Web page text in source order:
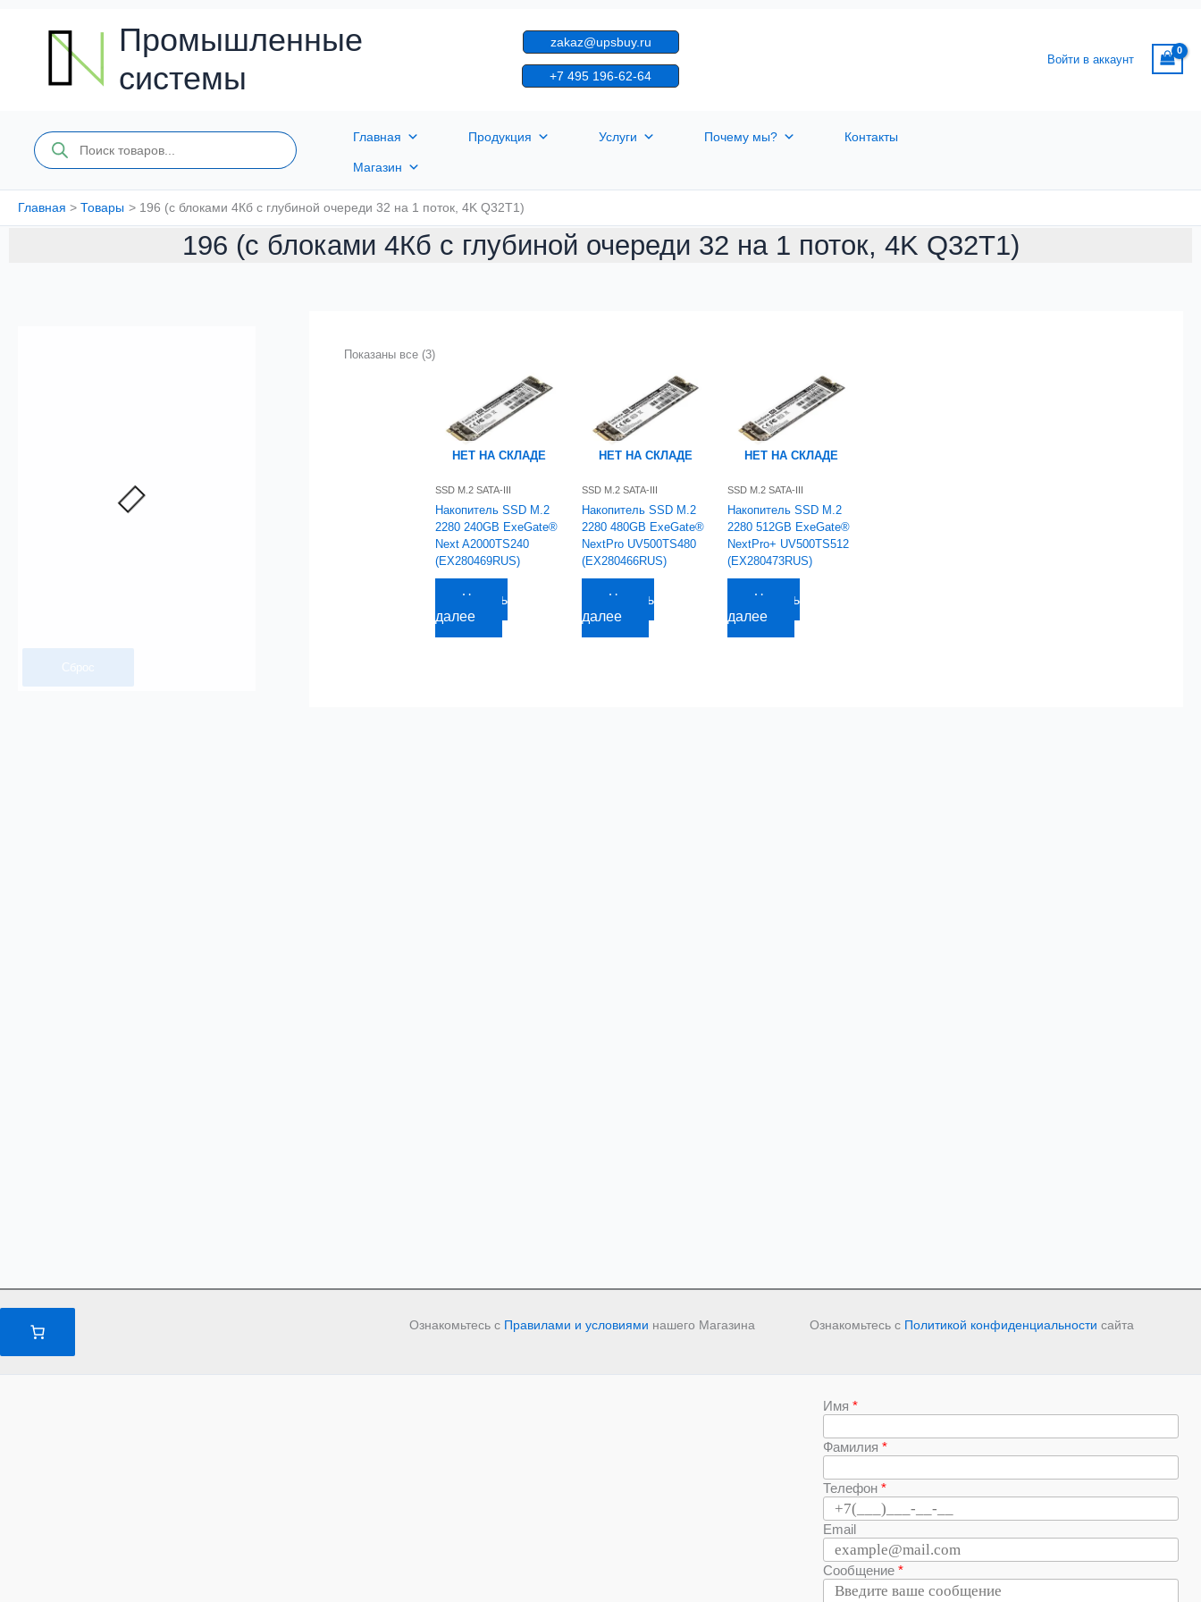
содержимому
Промышленные
системы
zakaz@upsbuy.ru
+7 495 196-62-64
Войти в аккаунт
Поиск
товаров
Главная Продукция Услуги Почему мы? Контакты
Магазин
Главная Товары 196 (с блоками 4Кб с глубиной очереди 32 на 1 поток, 4K Q32T1)
196 (с блоками 4Кб с глубиной очереди 32 на 1 поток, 4K Q32T1)
Сброс
Показаны все (3)
НЕТ НА СКЛАДЕ
SSD M.2 SATA-III
Накопитель SSD M.2
2280 240GB ExeGate®
Next A2000TS240
(EX280469RUS)
Читать
далее
НЕТ НА СКЛАДЕ
SSD M.2 SATA-III
Накопитель SSD M.2
2280 480GB ExeGate®
NextPro UV500TS480
(EX280466RUS)
Читать
далее
НЕТ НА СКЛАДЕ
SSD M.2 SATA-III
Накопитель SSD M.2
2280 512GB ExeGate®
NextPro+ UV500TS512
(EX280473RUS)
Читать
далее
Ознакомьтесь с Правилами и условиями нашего Магазина Ознакомьтесь с Политикой конфиденциальности сайта
Имя
Фамилия
Телефон
Email
Сообщение